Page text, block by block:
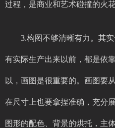
过程，是商业和艺术碰撞的火花
3.构图不够清晰有力。其实
有实际生产出来以前，都是依
以，画图是很重要的。画图要
在尺寸上也要拿捏准确，充分
图形的配色、背景的烘托，主